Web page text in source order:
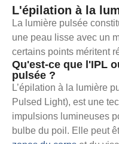
L'épilation à la
La lumière pulsée
une peau lisse avec un
certains points méritent
Qu'est-ce que l'IPL
pulsée ?
L’épilation à la lumière
Pulsed Light), est une
impulsions lumineuses
bulbe du poil. Elle peut